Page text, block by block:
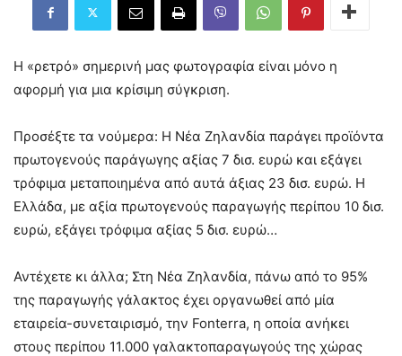
Η «ρετρό» σημερινή μας φωτογραφία είναι μόνο η
αφορμή για μια κρίσιμη σύγκριση.
Προσέξτε τα νούμερα: Η Νέα Ζηλανδία παράγει προϊόντα
πρωτογενούς παράγωγης αξίας 7 δισ. ευρώ και εξάγει
τρόφιμα μεταποιημένα από αυτά άξιας 23 δισ. ευρώ. Η
Ελλάδα, με αξία πρωτογενούς παραγωγής περίπου 10 δισ.
ευρώ, εξάγει τρόφιμα αξίας 5 δισ. ευρώ…
Αντέχετε κι άλλα; Στη Νέα Ζηλανδία, πάνω από το 95%
της παραγωγής γάλακτος έχει οργανωθεί από μία
εταιρεία-συνεταιρισμό, την Fonterra, η οποία ανήκει
στους περίπου 11.000 γαλακτοπαραγωγούς της χώρας